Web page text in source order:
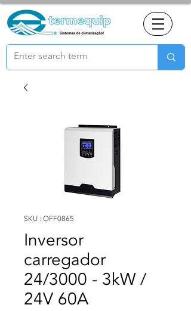
SKU : OFF0865
Inversor
carregador
24/3000 - 3kW /
24V 60A